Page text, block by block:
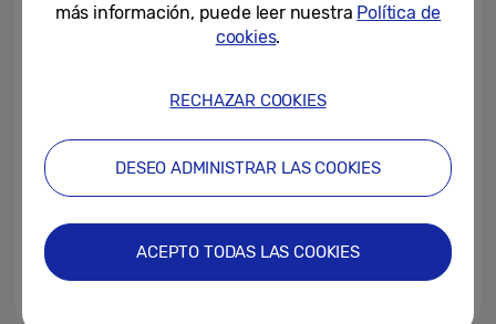
16-06-2025
privacidad digital
11-06-2025
los diplomas a un grupo de...
más información, puede leer nuestra Política de
cookies.
RECHAZAR COOKIES
DESEO ADMINISTRAR LAS COOKIES
ACEPTO TODAS LAS COOKIES